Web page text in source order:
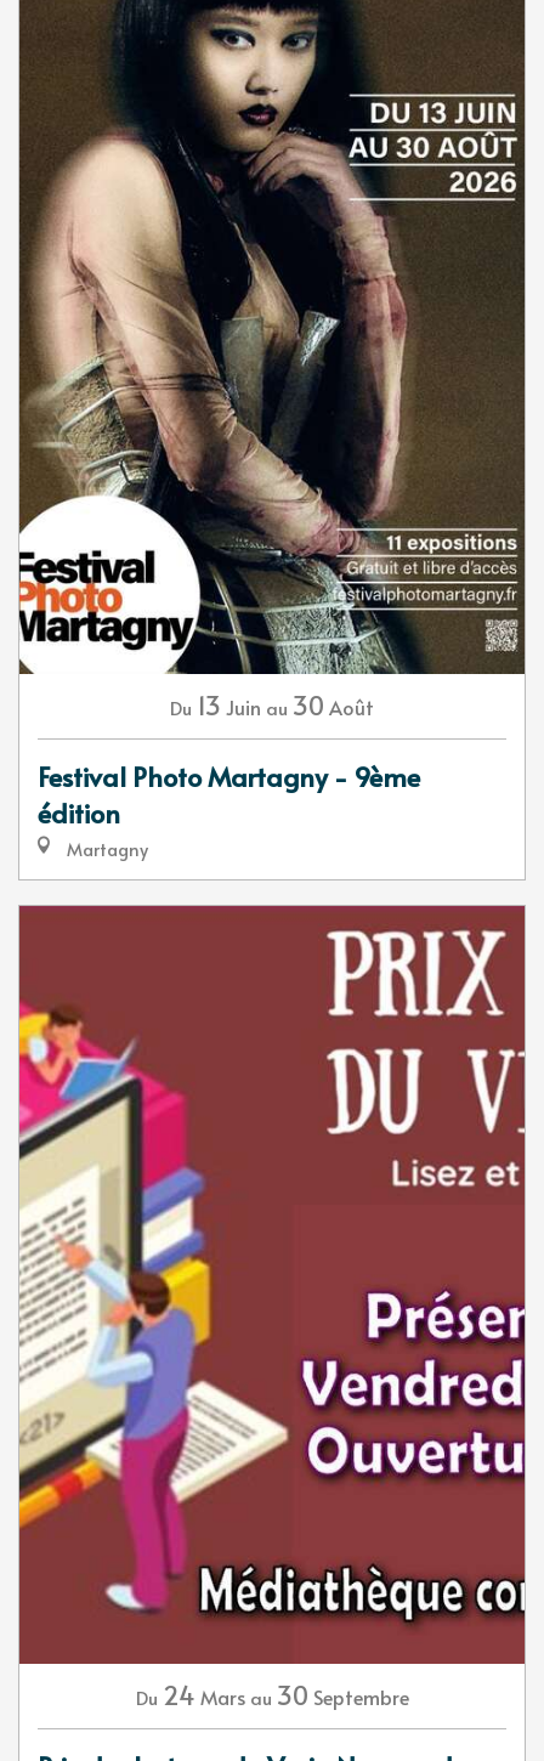
Du 13 Juin au 30 Août
Festival Photo Martagny - 9ème
édition
Martagny
Du 24 Mars au 30 Septembre